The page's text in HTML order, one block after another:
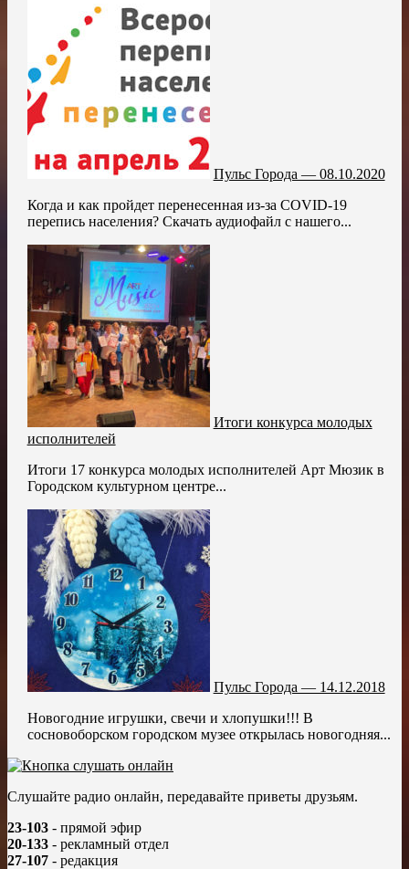
Пульс Города — 08.10.2020
Когда и как пройдет перенесенная из-за COVID-19
перепись населения? Скачать аудиофайл с нашего...
Итоги конкурса молодых
исполнителей
Итоги 17 конкурса молодых исполнителей Арт Мюзик в
Городском культурном центре...
Пульс Города — 14.12.2018
Новогодние игрушки, свечи и хлопушки!!! В
сосновоборском городском музее открылась новогодняя...
Слушайте радио онлайн, передавайте приветы друзьям.
23-103 - прямой эфир
20-133 - рекламный отдел
27-107 - редакция